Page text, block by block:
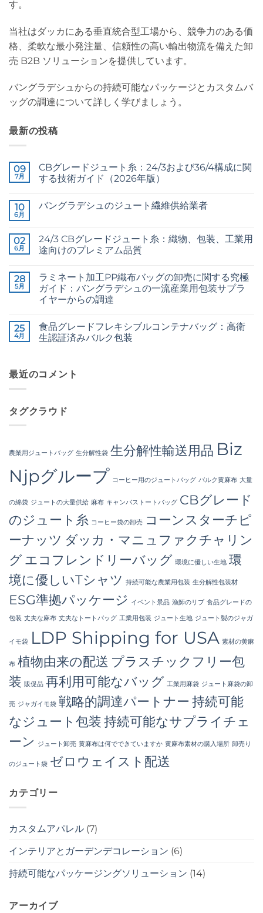
す。
当社はダッカにある垂直統合型工場から、競争力のある価
格、柔軟な最小発注量、信頼性の高い輸出物流を備えた卸
売 B2B ソリューションを提供しています。
バングラデシュからの持続可能なパッケージとカスタムバ
ッグの調達について詳しく学びましょう。
最新の投稿
09
7月
CBグレードジュート糸：24/3および36/4構成に関
する技術ガイド（2026年版）
Jute
2026
Guide
to
36/4
Configurations
へ
の
ン
だ
あ
り
ん
10
6月
バングラデシュのジュート繊維供給業者
Fibre
Supplier
Bangladesh
へ
ト
は
ま
り
ま
せ
ん
02
6月
24/3 CBグレードジュート糸：織物、包装、工業用
途向けのプレミアム品質
Grade
Jute
Yarn:
Premium
Weaving,
Packaging
and
ン
ト
は
ま
り
ま
せ
28
5月
ラミネート加工PP織布バッグの卸売に関する究極
ガイド：バングラデシュの一流産業用包装サプラ
イヤーからの調達
Guide
to
Laminated
Wholesale:
Sourcing
Industrial
Packaging
の
ン
ト
は
り
25
4月
食品グレードフレキシブルコンテナバッグ：高衛
生認証済みバルク包装
Bag:
Certified
Packaging
へ
ト
り
最近のコメント
タグクラウド
農業用ジュートバッグ 生分解性袋 生分解性輸送用品 Biz
Njpグループ コーヒー用のジュートバッグ バルク黄麻布 大量
の綿袋 ジュートの大量供給 麻布 キャンバストートバッグ CBグレード
のジュート糸 コーヒー袋の卸売 コーンスターチピ
ーナッツ ダッカ・マニュファクチャリン
グエコフレンドリーバッグ 環境に優しい生地 環
境に優しいTシャツ 持続可能な農業用包装 生分解性包装材
ESG準拠パッケージ イベント景品 漁師のリブ 食品グレードの
包装 丈夫な麻布 丈夫なトートバッグ 工業用包装 ジュート生地 ジュート製のジャガ
イモ袋 LDP Shipping for USA 素材の黄麻
布 植物由来の配送 プラスチックフリー包
装 販促品 再利用可能なバッグ 工業用麻袋 ジュート麻袋の卸
売 ジャガイモ袋 戦略的調達パートナー 持続可能
なジュート包装持続可能なサプライチェ
ーン
ジュート卸売 黄麻布は何でできていますか 黄麻布素材の購入場所 卸売り
のジュート袋 ゼロウェイスト配送
カテゴリー
カスタムアパレル (7)
インテリアとガーデンデコレーション (6)
持続可能なパッケージングソリューション (14)
アーカイブ